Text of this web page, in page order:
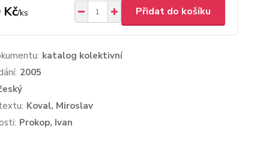
Kč/ks Přidat do košíku
katalog kolektivní
2005
Koval, Miroslav
Prokop, Ivan